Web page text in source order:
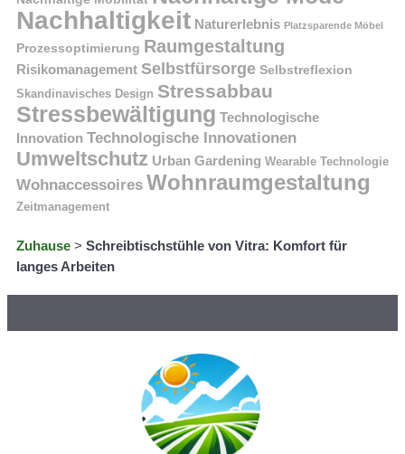
Nachhaltigkeit Naturerlebnis Platzsparende Möbel
Prozessoptimierung Raumgestaltung
Risikomanagement Selbstfürsorge Selbstreflexion
Skandinavisches Design Stressabbau
Stressbewältigung Technologische
Innovation Technologische Innovationen
Umweltschutz Urban Gardening Wearable Technologie
Wohnaccessoires Wohnraumgestaltung
Zeitmanagement
Zuhause > Schreibtischstühle von Vitra: Komfort für
langes Arbeiten